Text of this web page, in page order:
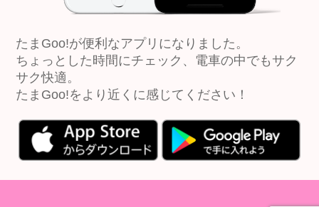
たまGoo!が便利なアプリになりました。
ちょっとした時間にチェック、電車の中でもサク
サク快適。
たまGoo!をより近くに感じてください！